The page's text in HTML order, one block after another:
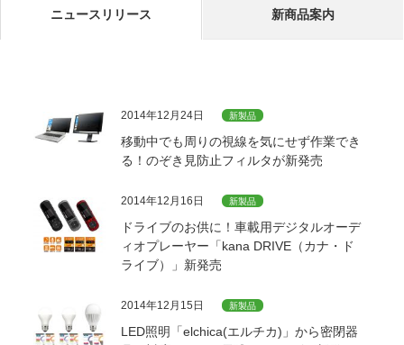
ニュースリリース 新商品案内
2014年12月24日 新製品
移動中でも周りの視線を気にせず作業でき
る！のぞき見防止フィルタが新発売
2014年12月16日 新製品
ドライブのお供に！車載用デジタルオーデ
ィオプレーヤー「kana DRIVE（カナ・ド
ライブ）」新発売
2014年12月15日 新製品
LED照明「elchica(エルチカ)」から密閉器